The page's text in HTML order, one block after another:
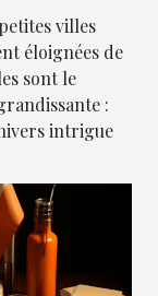
villes
éloignées de
sont le
:
intrigue